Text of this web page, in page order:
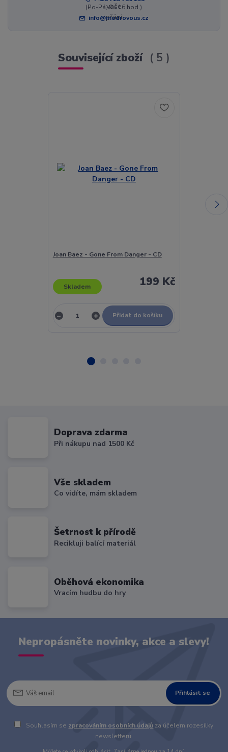
(Po-Pá, 8 - 16 hod.)
info@modrovous.cz
Související zboží 5
Joan Baez - Gone From Danger - CD
199 Kč
Skladem
Přidat do košíku
Doprava zdarma
Při nákupu nad 1500 Kč
Vše skladem
Co vidíte, mám skladem
Šetrnost k přírodě
Recikluji balící materiál
Oběhová ekonomika
Vracím hudbu do hry
Nepropásněte novinky, akce a slevy!
Přihlásit se
Souhlasím se zpracováním osobních údajů za účelem rozesílky
newsletteru.